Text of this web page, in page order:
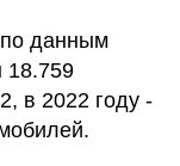
данным
18.759
в 2022 году -